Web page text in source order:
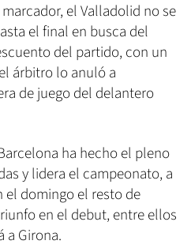
el Valladolid no se
el final en busca del
del partido, con un
árbitro lo anuló a
de juego del delantero
ha hecho el pleno
y lidera el campeonato, a
el domingo el resto de
en el debut, entre ellos
a Girona.